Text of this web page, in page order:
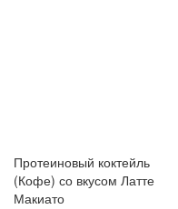
Протеиновый коктейль
(Кофе) со вкусом Латте
Макиато